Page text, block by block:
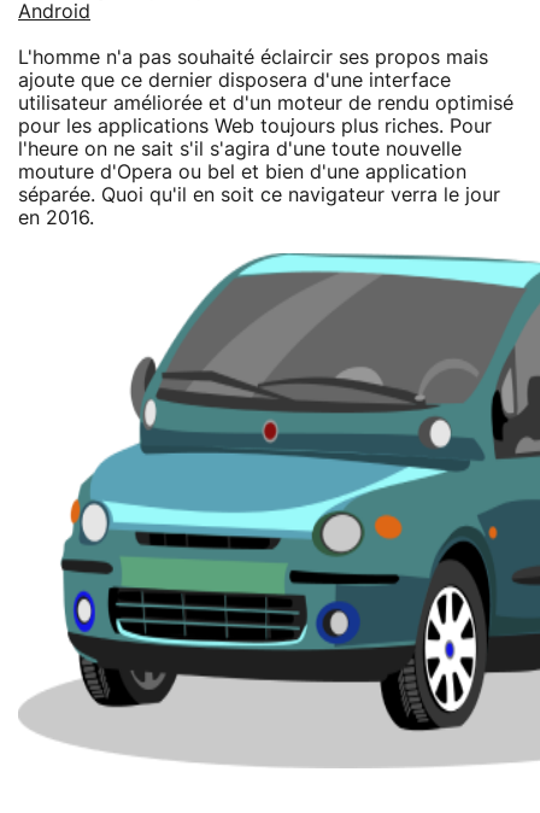
Android
L'homme n'a pas souhaité éclaircir ses propos mais
ajoute que ce dernier disposera d'une interface
utilisateur améliorée et d'un moteur de rendu optimisé
pour les applications Web toujours plus riches. Pour
l'heure on ne sait s'il s'agira d'une toute nouvelle
mouture d'Opera ou bel et bien d'une application
séparée. Quoi qu'il en soit ce navigateur verra le jour
en 2016.